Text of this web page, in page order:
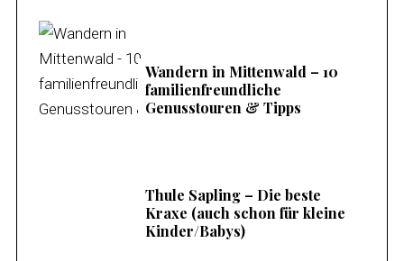
Wandern in Mittenwald – 10
familienfreundliche
Genusstouren & Tipps
Thule Sapling – Die beste
Kraxe (auch schon für kleine
Kinder/Babys)